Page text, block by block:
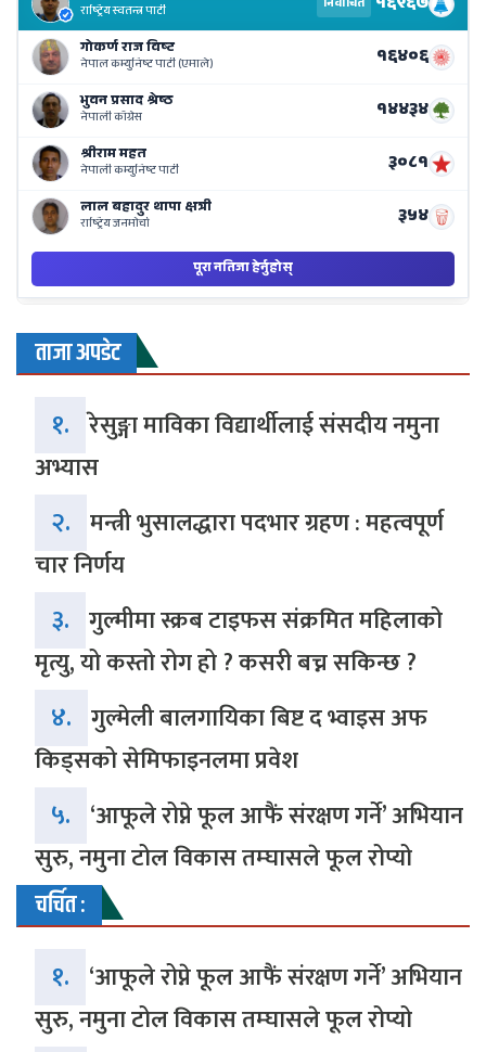
ताजा अपडेट
१. रेसुङ्गा माविका विद्यार्थीलाई संसदीय नमुना
अभ्यास
२. मन्त्री भुसालद्धारा पदभार ग्रहण : महत्वपूर्ण
चार निर्णय
३. गुल्मीमा स्क्रब टाइफस संक्रमित महिलाको
मृत्यु, यो कस्तो रोग हो ? कसरी बच्न सकिन्छ ?
४. गुल्मेली बालगायिका बिष्ट द भ्वाइस अफ
किड्सको सेमिफाइनलमा प्रवेश
५. ‘आफूले रोप्ने फूल आफैं संरक्षण गर्ने’ अभियान
सुरु, नमुना टोल विकास तम्घासले फूल रोप्यो
चर्चित :
१. ‘आफूले रोप्ने फूल आफैं संरक्षण गर्ने’ अभियान
सुरु, नमुना टोल विकास तम्घासले फूल रोप्यो